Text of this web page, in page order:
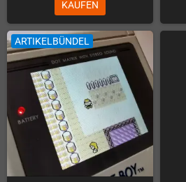
KAUFEN
ARTIKELBÜNDEL